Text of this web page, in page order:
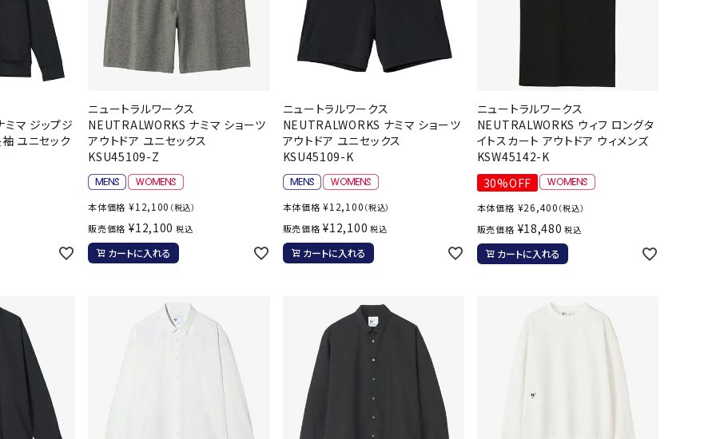
シューズ
ボール）
サリー
ラグビー
ラグビースパイク・シューズ
ヘッドギア（ラグビー）
ソックス
スイム・競泳
競泳水着・練習水着
スクール水着
スイムキャップ
その他アクセサリー
マリンスポーツ
ジュニアランニングシューズ
ランニングウェア
ランニングソックス
ランニングキャップ
ランニングバッグ・ポーチ
その他アクセサリー
ングシューズ
ーキングシューズ
リー
ヨガウェア
ヨガアクセサリー
ダンス・フィットネスウェア
ダンス・フィットネスシューズ
トレーニング用品
健康グッズ
メンズアウトドアウェア
ウィメンズアウトドアウェア
キッズ・ベビーアウトドアウェア
スイム・競泳
サンダル
NEUTRALWO
New Balance NIKE Nittaku
ON ONYONE PENALTY phiten Prince
マ ジップジ
ユニセック
ニュートラルワークス
NEUTRALWORKS ナミマ ショーツ
アウトドア ユニセックス
KSU45109-Z
本体価格 ¥12,100 （税込）
販売価格 ¥12,100 税込
カートに入れる
ニュートラルワークス
NEUTRALWORKS ナミマ ショーツ
アウトドア ユニセックス
KSU45109-K
本体価格 ¥12,100 （税込）
販売価格 ¥12,100 税込
カートに入れる
ニュートラルワークス
NEUTRALWORKS ウィフ ロングタ
イトスカート アウトドア ウィメンズ
KSW45142-K
30%OFF
本体価格 ¥26,400 （税込）
販売価格 ¥18,480 税込
カートに入れる